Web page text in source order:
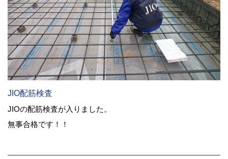
JIO配筋検査
JIOの配筋検査が入りました。
無事合格です！！